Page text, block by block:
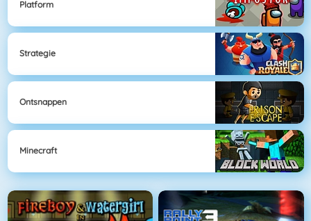
Platform
Strategie
Ontsnappen
Minecraft